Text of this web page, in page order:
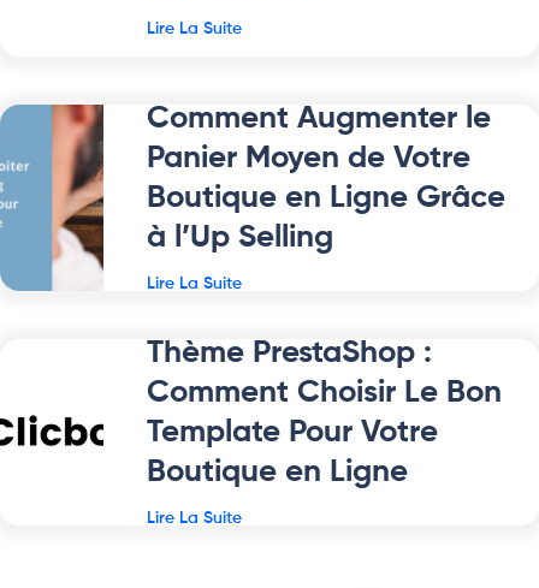
Lire La Suite
Comment Augmenter le
Panier Moyen de Votre
Boutique en Ligne Grâce
à l’Up Selling
Lire La Suite
Thème PrestaShop :
Comment Choisir Le Bon
Template Pour Votre
Boutique en Ligne
Lire La Suite